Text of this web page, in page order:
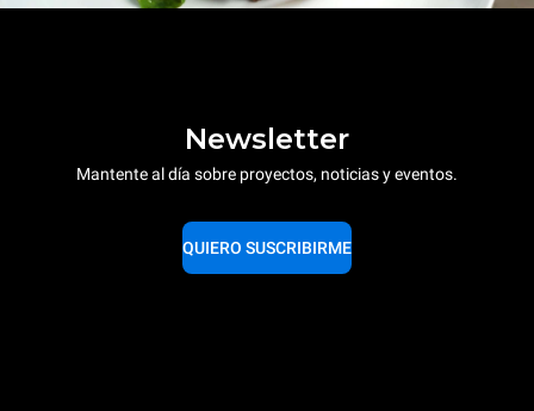
Newsletter
Mantente al día sobre proyectos, noticias y eventos.
QUIERO SUSCRIBIRME